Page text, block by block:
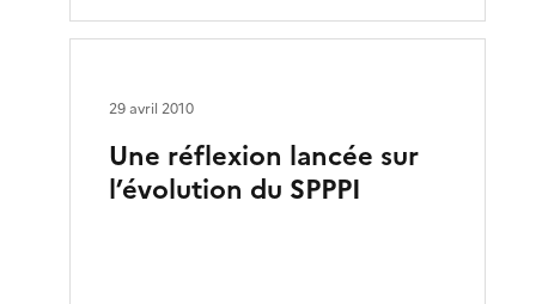
Une réflexion lancée sur
l’évolution du SPPPI
29 avril 2010